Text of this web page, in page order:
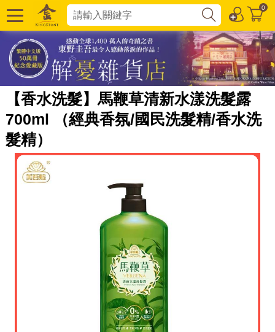
0
【香水洗髮】馬鞭草清新水漾洗髮露
700ml （經典香氛/國民洗髮精/香水洗
髮精）